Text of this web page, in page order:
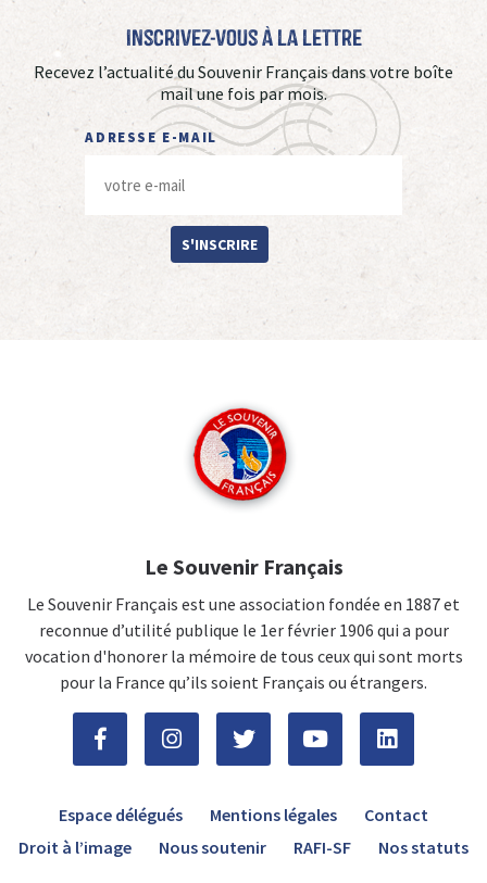
Inscrivez-vous à La Lettre
Recevez l’actualité du Souvenir Français dans votre boîte
mail une fois par mois.
ADRESSE E-MAIL
S'INSCRIRE
Le Souvenir Français
Le Souvenir Français est une association fondée en 1887 et
reconnue d’utilité publique le 1er février 1906 qui a pour
vocation d'honorer la mémoire de tous ceux qui sont morts
pour la France qu’ils soient Français ou étrangers.
Espace délégués Mentions légales
Contact
Droit à l’image
Nous soutenir RAFI-SF Nos statuts